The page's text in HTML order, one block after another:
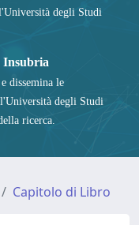
degli Studi
Insubria
dissemina le
degli Studi
ricerca.
Capitolo di Libro